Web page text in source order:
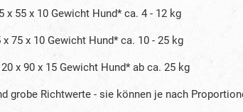
x 55 x 10 Gewicht Hund* ca. 4 - 12 kg
75 x 10 Gewicht Hund* ca. 10 - 25 kg
x 90 x 15 Gewicht Hund* ab ca. 25 kg
grobe Richtwerte - sie können je nach